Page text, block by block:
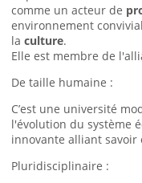
comme un acteur de
environnement
la culture.
Elle est membre de
De taille humaine :
C’est une université
l'évolution du système
innovante alliant
Pluridisciplinaire :